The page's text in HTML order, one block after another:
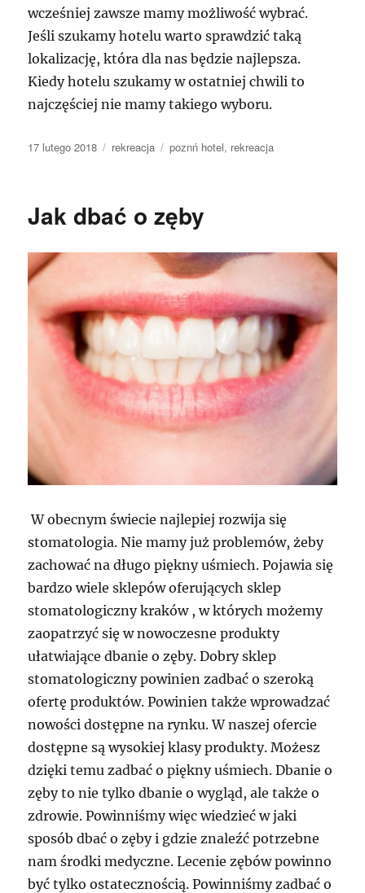
wcześniej zawsze mamy możliwość wybrać.
Jeśli szukamy hotelu warto sprawdzić taką
lokalizację, która dla nas będzie najlepsza.
Kiedy hotelu szukamy w ostatniej chwili to
najczęściej nie mamy takiego wyboru.
Data
17 lutego 2018 Kategorie
rekreacja Tagi
poznń hotel, rekreacja
Jak dbać o zęby
W obecnym świecie najlepiej rozwija się
stomatologia. Nie mamy już problemów, żeby
zachować na długo piękny uśmiech. Pojawia się
bardzo wiele sklepów oferujących sklep
stomatologiczny kraków , w których możemy
zaopatrzyć się w nowoczesne produkty
ułatwiające dbanie o zęby. Dobry sklep
stomatologiczny powinien zadbać o szeroką
ofertę produktów. Powinien także wprowadzać
nowości dostępne na rynku. W naszej ofercie
dostępne są wysokiej klasy produkty. Możesz
dzięki temu zadbać o piękny uśmiech. Dbanie o
zęby to nie tylko dbanie o wygląd, ale także o
zdrowie. Powinniśmy więc wiedzieć w jaki
sposób dbać o zęby i gdzie znaleźć potrzebne
nam środki medyczne. Lecenie zębów powinno
być tylko ostatecznością. Powinniśmy zadbać o